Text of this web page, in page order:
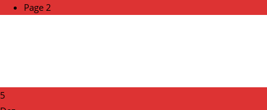
Page 2
5